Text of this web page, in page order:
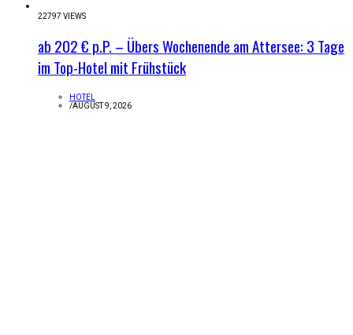
22797 VIEWS
ab 202 € p.P. – Übers Wochenende am Attersee: 3 Tage
im Top-Hotel mit Frühstück
HOTEL
/AUGUST 9, 2026